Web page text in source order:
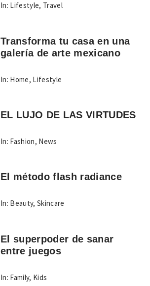
In: Lifestyle, Travel
Transforma tu casa en una
galería de arte mexicano
In: Home, Lifestyle
EL LUJO DE LAS VIRTUDES
In: Fashion, News
El método flash radiance
In: Beauty,Skincare
El superpoder de sanar
entre juegos
In: Family, Kids